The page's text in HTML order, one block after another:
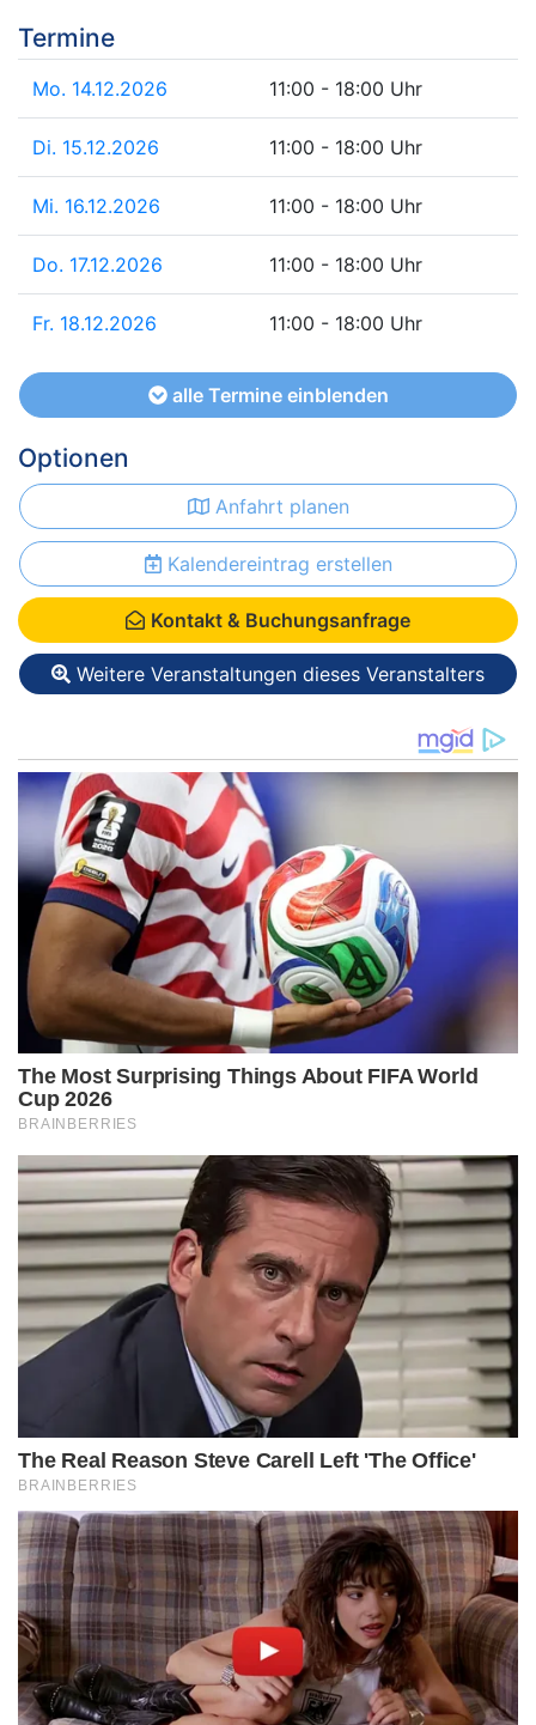
Termine
Mo. 14.12.2026 11:00 - 18:00 Uhr
Di. 15.12.2026 11:00 - 18:00 Uhr
Mi. 16.12.2026 11:00 - 18:00 Uhr
Do. 17.12.2026 11:00 - 18:00 Uhr
Fr. 18.12.2026 11:00 - 18:00 Uhr
alle Termine einblenden
Optionen
Anfahrt planen
Kalendereintrag erstellen
Kontakt & Buchungsanfrage
Weitere Veranstaltungen dieses Veranstalters